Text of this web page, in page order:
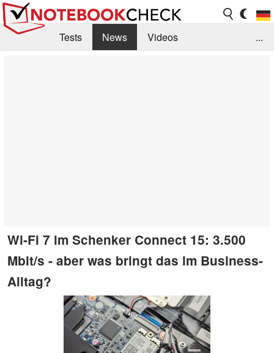
Tests News
Videos
...
Wi-Fi 7 im Schenker Connect 15: 3.500
Mbit/s - aber was bringt das im Business-
Alltag?